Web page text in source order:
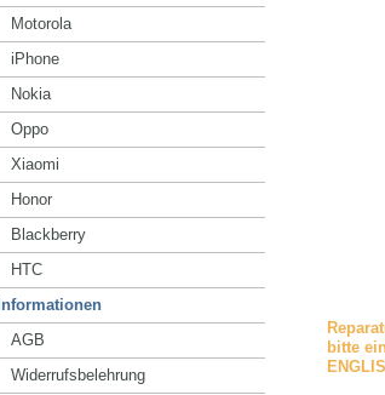
Motorola
iPhone
Nokia
Oppo
Xiaomi
Honor
Blackberry
HTC
Informationen
AGB
Widerrufsbelehrung
bitte